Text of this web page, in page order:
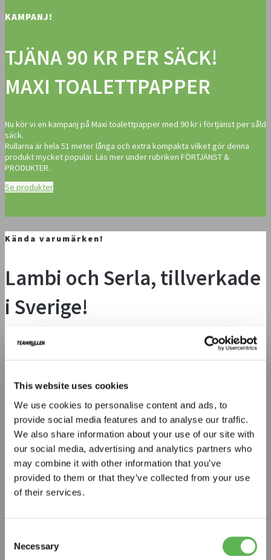
This website uses cookies
We use cookies to personalise content and ads, to
provide social media features and to analyse our traffic.
We also share information about your use of our site with
our social media, advertising and analytics partners who
may combine it with other information that you’ve
provided to them or that they’ve collected from your use
of their services.
Selection
Necessary
KAMPANJ!
TJÄNA 90 KR PER SÄCK!
MAXI TOALETTPAPPER
Nu kör vi en kampanj på Maxi toalettpapper med 90 kr i förtjänst per såld
säck.
Rullarna är hela 51 meter långa och extra kompakta vilket gör denna
produkt mycket populär. Läs mer under rubriken FÖRTJÄNST &
PRODUKTER.
Se produkter
Kända varumärken!
Lambi och Serla, tillverkade
i Sverige!
Sälj mer och öka förtjänsten!
Se produkter
Prishöjning på Lambi och Serla från 1/8 2026:
Tillverkaren höjer priserna med 4% på grund av ökade
produktions-, energi- och transportkostnader. Förtjänsten per säck
påverkas inte, utan slutkunden får betala 5-10 kr extra per säck.
Förbättrade villkor för våra kunder genom åren!
Under många år har vi på TEAMRULLEN arbetat för att
stärka föreningarnas och klassernas förtjänst. Bland annat har
förtjänsten per såld säck ökat successivt, samtidigt som gränsen för
Vårt mål är att ge er så bra förutsättningar som möjligt att tjäna pengar
till träningsläger, cuper, klassresor och andra aktiviteter. De
rekommenderade försäljningspriserna är framtagna för att ge en bra